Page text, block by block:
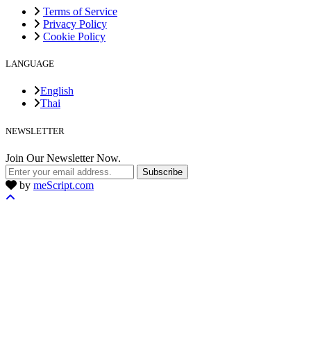
Terms of Service
Privacy Policy
Cookie Policy
LANGUAGE
English
Thai
NEWSLETTER
Join Our Newsletter Now.
Subscribe
by meScript.com